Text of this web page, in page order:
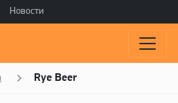
Новости
Rye Beer